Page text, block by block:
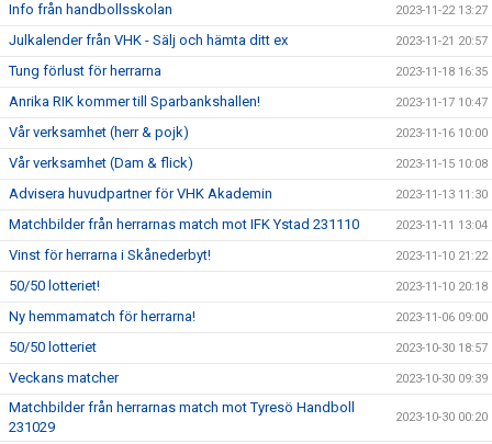
Info från handbollsskolan 2023-11-22 13:27
Julkalender från VHK - Sälj och hämta ditt ex 2023-11-21 20:57
Tung förlust för herrarna 2023-11-18 16:35
Anrika RIK kommer till Sparbankshallen! 2023-11-17 10:47
Vår verksamhet (herr & pojk) 2023-11-16 10:00
Vår verksamhet (Dam & flick) 2023-11-15 10:08
Advisera huvudpartner för VHK Akademin 2023-11-13 11:30
Matchbilder från herrarnas match mot IFK Ystad 231110 2023-11-11 13:04
Vinst för herrarna i Skånederbyt! 2023-11-10 21:22
50/50 lotteriet! 2023-11-10 20:18
Ny hemmamatch för herrarna! 2023-11-06 09:00
50/50 lotteriet 2023-10-30 18:57
Veckans matcher 2023-10-30 09:39
Matchbilder från herrarnas match mot Tyresö Handboll
231029
2023-10-30 00:20